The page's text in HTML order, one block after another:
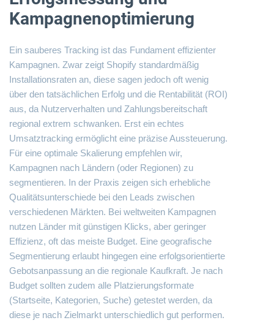
Kampagnenoptimierung
Ein sauberes Tracking ist das Fundament effizienter
Kampagnen. Zwar zeigt Shopify standardmäßig
Installationsraten an, diese sagen jedoch oft wenig
über den tatsächlichen Erfolg und die Rentabilität (ROI)
aus, da Nutzerverhalten und Zahlungsbereitschaft
regional extrem schwanken. Erst ein echtes
Umsatztracking ermöglicht eine präzise Aussteuerung.
Für eine optimale Skalierung empfehlen wir,
Kampagnen nach Ländern (oder Regionen) zu
segmentieren. In der Praxis zeigen sich erhebliche
Qualitätsunterschiede bei den Leads zwischen
verschiedenen Märkten. Bei weltweiten Kampagnen
nutzen Länder mit günstigen Klicks, aber geringer
Effizienz, oft das meiste Budget. Eine geografische
Segmentierung erlaubt hingegen eine erfolgsorientierte
Gebotsanpassung an die regionale Kaufkraft. Je nach
Budget sollten zudem alle Platzierungsformate
(Startseite, Kategorien, Suche) getestet werden, da
diese je nach Zielmarkt unterschiedlich gut performen.